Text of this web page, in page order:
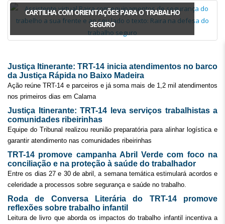
CARTILHA COM ORIENTAÇÕES PARA O TRABALHO
SEGURO
Justiça Itinerante: TRT-14 inicia atendimentos no barco
da Justiça Rápida no Baixo Madeira
Ação reúne TRT-14 e parceiros e já soma mais de 1,2 mil atendimentos
nos primeiros dias em Calama
Justiça Itinerante: TRT-14 leva serviços trabalhistas a
comunidades ribeirinhas
Equipe do Tribunal realizou reunião preparatória para alinhar logística e
garantir atendimento nas comunidades ribeirinhas
TRT-14 promove campanha Abril Verde com foco na
conciliação e na proteção à saúde do trabalhador
Entre os dias 27 e 30 de abril, a semana temática estimulará acordos e
celeridade a processos sobre segurança e saúde no trabalho.
Roda de Conversa Literária do TRT-14 promove
reflexões sobre trabalho infantil
Leitura de livro que aborda os impactos do trabalho infantil incentiva a